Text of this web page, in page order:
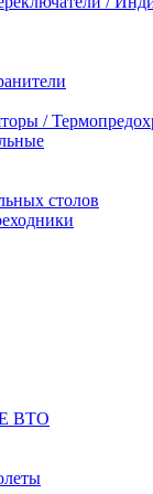
/
столов
ВТО